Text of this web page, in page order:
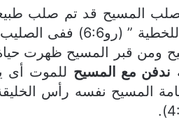
المسيح قد تم صلب
نعود نُستعبد
ومن قبر المسيح ظهرت
ندفن مع المسيح للموت أى
المسيح نفسه رأس